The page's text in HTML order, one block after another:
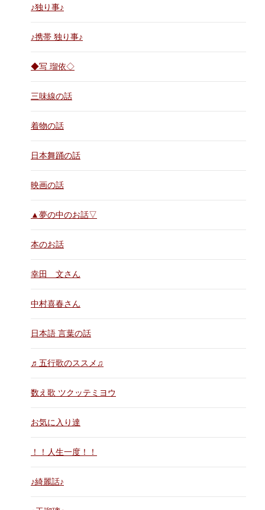
♪独り事♪
♪携帯 独り事♪
◆写 瑠依◇
三味線の話
着物の話
日本舞踊の話
映画の話
▲夢の中のお話▽
本のお話
幸田 文さん
中村喜春さん
日本語 言葉の話
♬五行歌のススメ♫
数え歌 ツクッテミヨウ
お気に入り達
！！人生一度！！
♪綺麗話♪